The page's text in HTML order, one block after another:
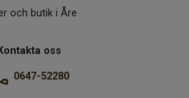
och butik i Åre
Kontakta oss
0647-52280